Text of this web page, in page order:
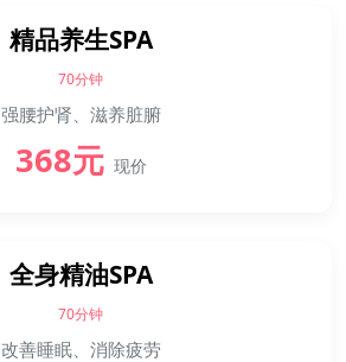
精品养生SPA
70分钟
强腰护肾、滋养脏腑
368元 现价
全身精油SPA
70分钟
改善睡眠、消除疲劳